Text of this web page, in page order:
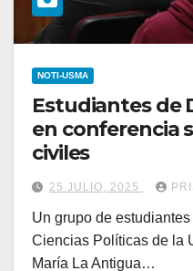
NOTI-USMA
Estudiantes de
en conferencia
civiles
25 JULIO, 2025
Un grupo de
Ciencias Políticas de la
María La Antigua…